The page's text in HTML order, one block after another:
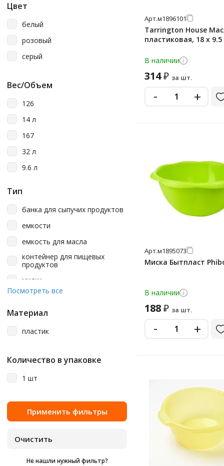
Цвет
белый
розовый
серый
Вес/Объем
126
14 л
167
32 л
9.6 л
Тип
банка для сыпучих продуктов
емкости
емкость для масла
контейнер для пищевых
продуктов
миски
сушилка для посуды
таз
ящик
Посмотреть все
Материал
пластик
Количество в упаковке
1 шт
Не нашли нужный фильтр?
Арт.м1896101
Tarrington House
пластиковая, 18 х
В наличии
314₽ за шт.
- +
Арт.м1895073
Миска Бытпласт
В наличии
188₽ за шт.
- +